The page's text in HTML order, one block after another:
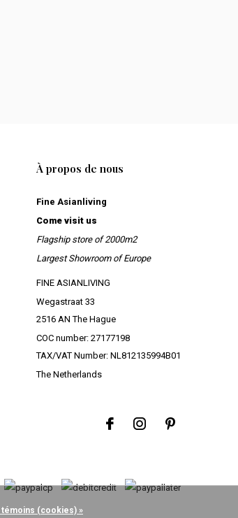
À propos de nous
Fine Asianliving
Come visit us
Flagship store of 2000m2
Largest Showroom of Europe
FINE ASIANLIVING
Wegastraat 33
2516 AN The Hague
COC number: 27177198
TAX/VAT Number: NL812135994B01
The Netherlands
témoins (cookies) »